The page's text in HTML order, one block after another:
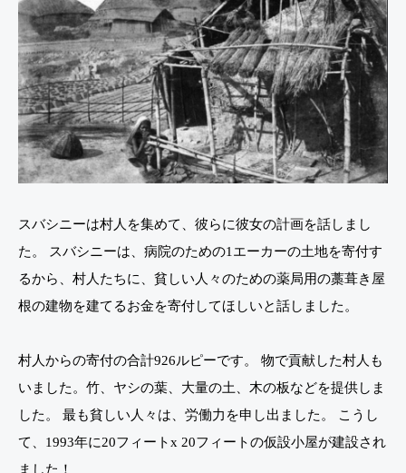
スバシニーは村人を集めて、彼らに彼女の計画を話しまし
た。 スバシニーは、病院のための1エーカーの土地を寄付す
るから、村人たちに、貧しい人々のための薬局用の藁葺き屋
根の建物を建てるお金を寄付してほしいと話しました。
村人からの寄付の合計926ルピーです。 物で貢献した村人も
いました。竹、ヤシの葉、大量の土、木の板などを提供しま
した。 最も貧しい人々は、労働力を申し出ました。 こうし
て、1993年に20フィートx 20フィートの仮設小屋が建設され
ました！